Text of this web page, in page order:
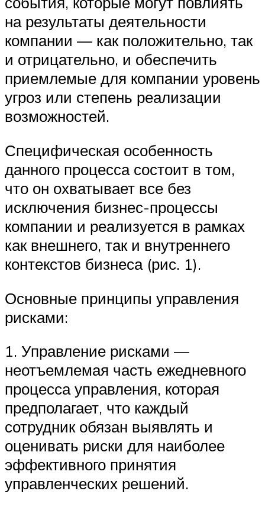
на результаты деятельности
компании — как положительно, так
и отрицательно, и обеспечить
приемлемые для компании уровень
угроз или степень реализации
возможностей.
Специфическая особенность
данного процесса состоит в том,
что он охватывает все без
исключения бизнес-процессы
компании и реализуется в рамках
как внешнего, так и внутреннего
контекстов бизнеса (рис. 1).
Основные принципы управления
рисками:
1. Управление рисками —
неотъемлемая часть ежедневного
процесса управления, которая
предполагает, что каждый
сотрудник обязан выявлять и
оценивать риски для наиболее
эффективного принятия
управленческих решений.